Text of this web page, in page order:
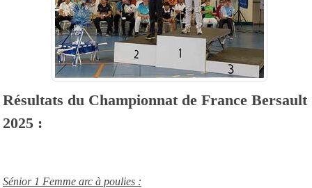
Résultats du Championnat de France Bersault
2025 :
Sénior 1 Femme arc à poulies :